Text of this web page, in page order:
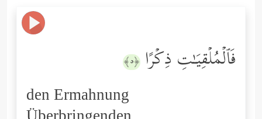
فَٱلۡمُلۡقِیَـٰتِ ذِكۡرًا ﴿٥﴾
den Ermahnung